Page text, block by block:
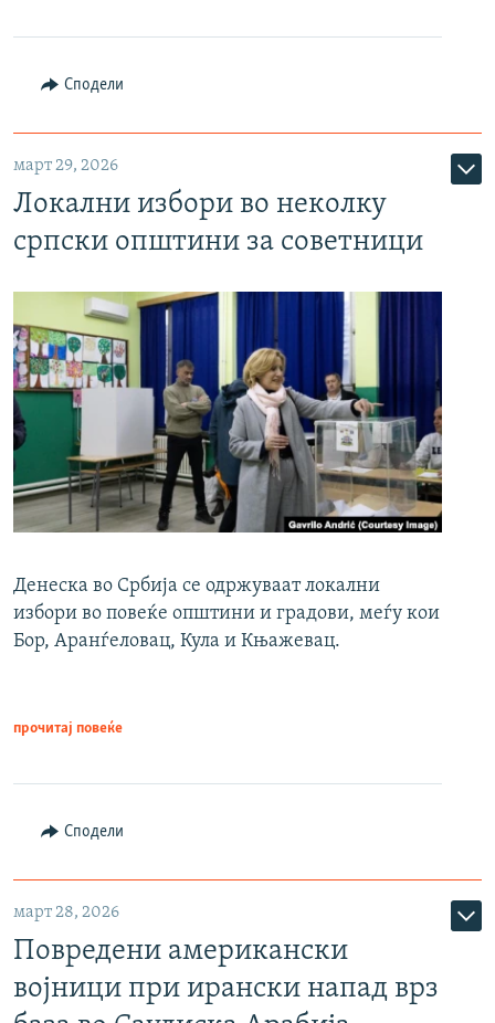
Сподели
март 29, 2026
Локални избори во неколку
српски општини за советници
Денеска во Србија се одржуваат локални
избори во повеќе општини и градови, меѓу кои
Бор, Аранѓеловац, Кула и Књажевац.
прочитај повеќе
Сподели
март 28, 2026
Повредени американски
војници при ирански напад врз